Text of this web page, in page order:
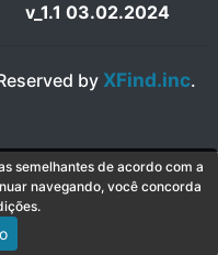
v_1.1 03.02.2024
by XFind.inc.
semelhantes de acordo com a
navegando, você concorda